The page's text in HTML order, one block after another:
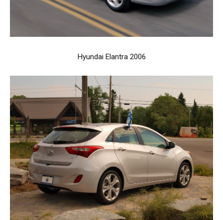
Hyundai Elantra 2006